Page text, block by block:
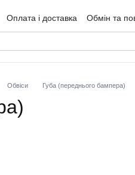
Оплата і доставка Обмін та
Відгуки про магазин
Обвіси Губа (переднього бампера)